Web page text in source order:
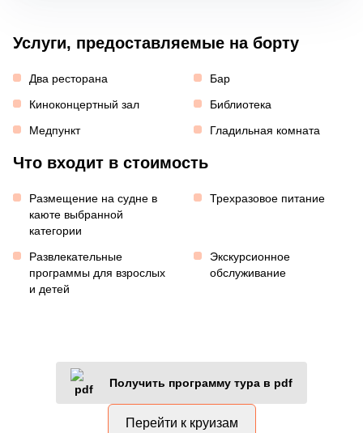
Услуги, предоставляемые на борту
Два ресторана
Бар
Киноконцертный зал
Библиотека
Медпункт
Гладильная комната
Что входит в стоимость
Размещение на судне в
каюте выбранной
категории
Трехразовое питание
Развлекательные
программы для взрослых
и детей
Экскурсионное
обслуживание
Получить программу тура в pdf
Перейти к круизам